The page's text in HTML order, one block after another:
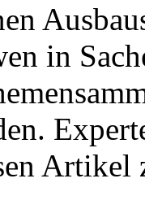
in
Artikel